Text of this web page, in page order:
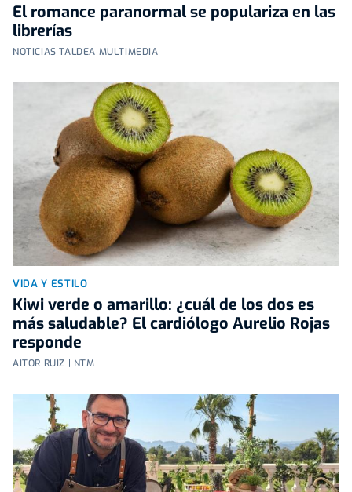
El romance paranormal se populariza en las
librerías
NOTICIAS TALDEA MULTIMEDIA
VIDA Y ESTILO
Kiwi verde o amarillo: ¿cuál de los dos es
más saludable? El cardiólogo Aurelio Rojas
responde
AITOR RUIZ | NTM